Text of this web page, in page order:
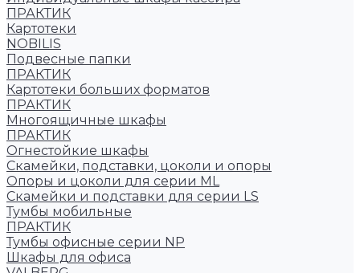
ПРАКТИК
Картотеки
NOBILIS
Подвесные папки
ПРАКТИК
Картотеки больших форматов
ПРАКТИК
Многоящичные шкафы
ПРАКТИК
Огнестойкие шкафы
Скамейки, подставки, цоколи и опоры
Опоры и цоколи для серии ML
Скамейки и подставки для серии LS
Тумбы мобильные
ПРАКТИК
Тумбы офисные серии NP
Шкафы для офиса